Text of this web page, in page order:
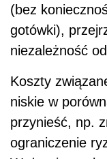
(bez
gotówki),
niezależność
Koszty
niskie w
przynieść, np.
ograniczenie